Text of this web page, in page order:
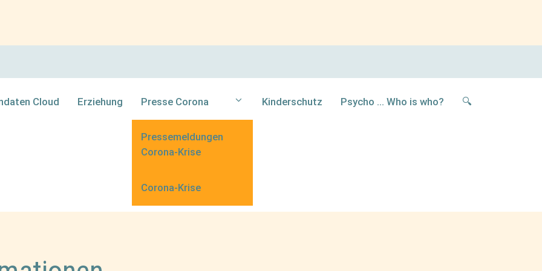
Cloud Erziehung Presse Corona
Pressemeldungen
Corona-Krise
Corona-Krise
Kinderschutz Psycho … Who is who? 🔍